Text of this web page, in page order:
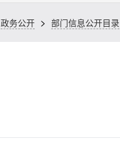
政务公开 > 部门信息公开目录